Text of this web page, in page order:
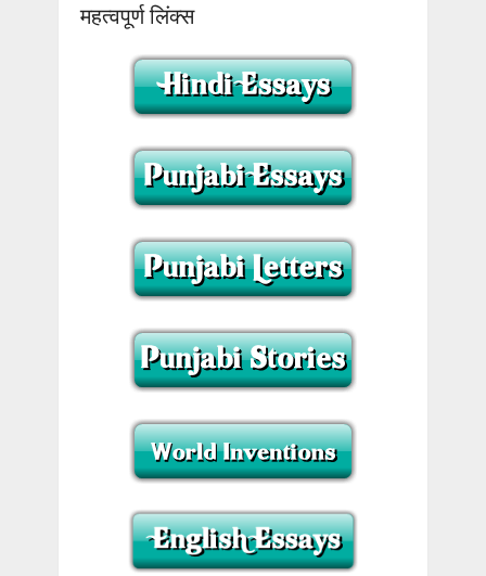
महत्वपूर्ण लिंक्स